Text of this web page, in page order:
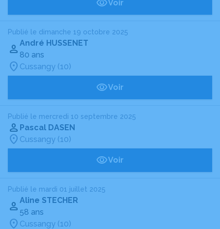
Voir
Publié le dimanche 19 octobre 2025
André HUSSENET
80 ans
Cussangy (10)
Voir
Publié le mercredi 10 septembre 2025
Pascal DASEN
Cussangy (10)
Voir
Publié le mardi 01 juillet 2025
Aline STECHER
58 ans
Cussangy (10)